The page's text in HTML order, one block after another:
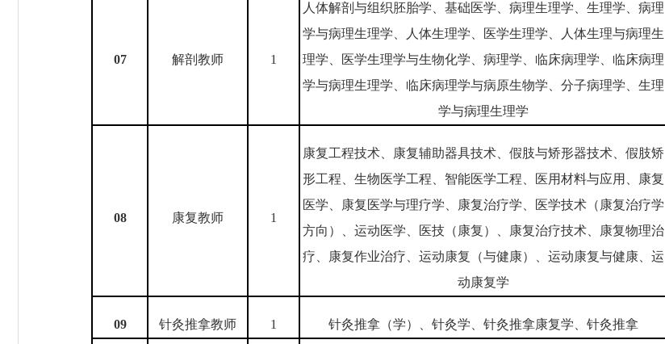
07 解剖教师 1
人体解剖与组织胚胎学、基础医学、病理生理学、生理学、病理
学与病理生理学、人体生理学、医学生理学、人体生理与病理生
理学、医学生理学与生物化学、病理学、临床病理学、临床病理
学与病理生理学、临床病理学与病原生物学、分子病理学、生理
学与病理生理学
08 康复教师 1
康复工程技术、康复辅助器具技术、假肢与矫形器技术、假肢矫
形工程、生物医学工程、智能医学工程、医用材料与应用、康复
医学、康复医学与理疗学、康复治疗学、医学技术（康复治疗学
方向）、运动医学、医技（康复）、康复治疗技术、康复物理治
疗、康复作业治疗、运动康复（与健康）、运动康复与健康、运
动康复学
09 针灸推拿教师 1 针灸推拿（学）、针灸学、针灸推拿康复学、针灸推拿